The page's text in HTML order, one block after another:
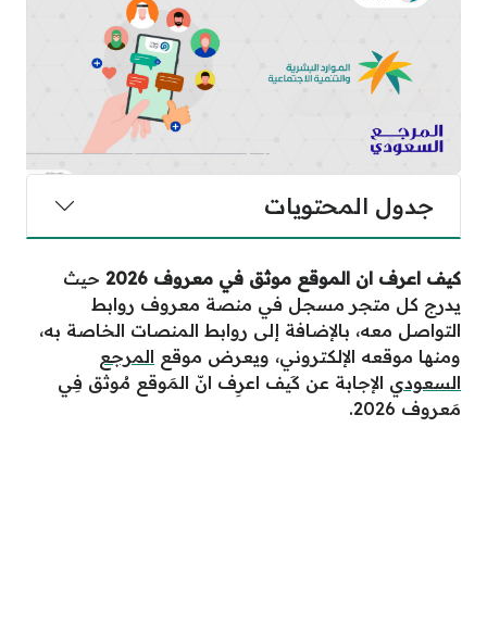
جدول المحتويات
كيف اعرف ان الموقع موثق في معروف 2026
حيث
يدرج كل متجر مسجل في منصة معروف روابط
التواصل معه، بالإضافة إلى روابط المنصات الخاصة به،
ومنها موقعه الإلكتروني، ويعرض موقع المرجع
السعودي الإجابة عن كَيف اعرِف انّ المَوقع مُوثق فِي
مَعروف 2026.